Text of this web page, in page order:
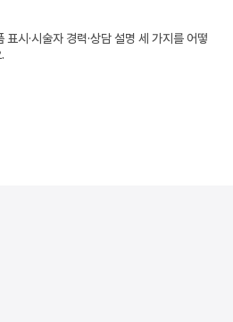
시·시술자 경력·상담 설명 세 가지를 어떻